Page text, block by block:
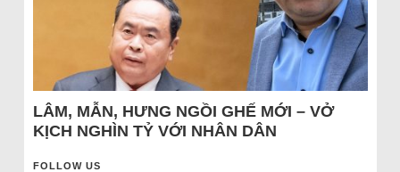
LÂM, MẪN, HƯNG NGỒI GHẾ MỚI – VỞ
KỊCH NGHÌN TỶ VỚI NHÂN DÂN
FOLLOW US